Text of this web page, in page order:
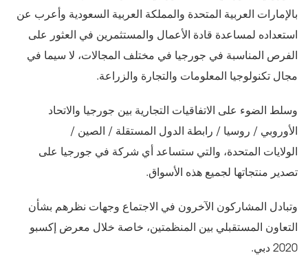
بالإمارات العربية المتحدة والمملكة العربية السعودية وأعرب عن
استعداده لمساعدة قادة الأعمال والمستثمرين في العثور على
الفرص المناسبة في جورجيا في مختلف المجالات، لا سيما في
مجال تكنولوجيا المعلومات والتجارة والزراعة.
وسلط الضوء على الاتفاقيات التجارية بين جورجيا والاتحاد
الأوروبي / روسيا / رابطة الدول المستقلة / الصين /
الولايات المتحدة، والتي ستساعد أي شركة في جورجيا على
تصدير منتجاتها لجميع هذه الأسواق.
وتبادل المشاركون الآخرون في الاجتماع وجهات نظرهم بشأن
التعاون المستقبلي بين المنظمتين، خاصة خلال معرض إكسبو
2020 دبي.